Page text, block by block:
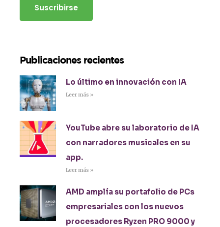
Publicaciones recientes
Lo último en innovación con IA
Leer más »
YouTube abre su laboratorio de IA
con narradores musicales en su
app.
Leer más »
AMD amplía su portafolio de PCs
empresariales con los nuevos
procesadores Ryzen PRO 9000 y